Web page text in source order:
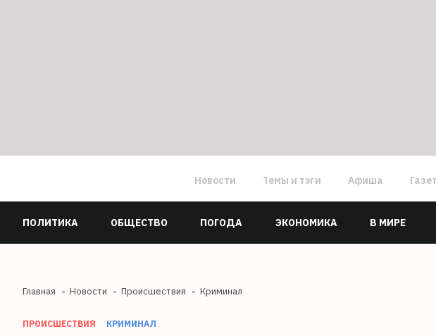
Новости Темы и тэги Афиша
ПОЛИТИКА ОБЩЕСТВО ПОГОДА ЭКОНОМИКА В МИРЕ
Главная Новости Происшествия Криминал
ПРОИСШЕСТВИЯ КРИМИНАЛ